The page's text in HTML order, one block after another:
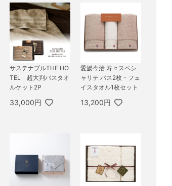
サステナブルTHE HO
TEL 超大判バスタオ
ルケット2P
33,000円
愛媛今治 寿々スペシ
ャリテ バス2枚・フェ
イスタオル1枚セット
13,200円